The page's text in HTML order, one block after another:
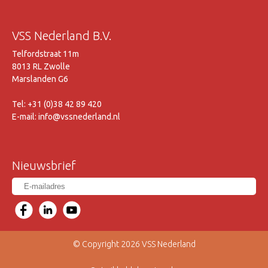
VSS Nederland B.V.
Telfordstraat 11m
8013 RL Zwolle
Marslanden G6
Tel: +31 (0)38 42 89 420
E-mail: info@vssnederland.nl
Nieuwsbrief
© Copyright 2026 VSS Nederland